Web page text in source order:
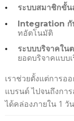
ระบบสมาชิกขั้น
Integration กั
ทอัตโนมัติ
ระบบบริจาคใน
ยอดบริจาคแบบ
เราช่วยตั้งแต่การอ
แบรนด์ ไปจนถึงกา
ได้คล่องภายใน 1 วั